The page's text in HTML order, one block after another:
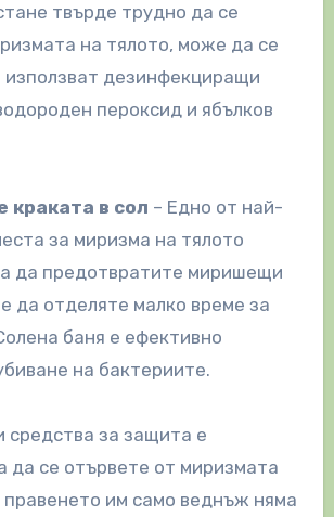
твърде трудно да се
на тялото, може да се
дезинфекциращи
пероксид и ябълков
краката в сол – Едно от най-
за миризма на тялото
да предотвратите миришещи
да отделяте малко време за
баня е ефективно
на бактериите.
средства за защита е
да се отървете от миризмата
правенето им само веднъж няма